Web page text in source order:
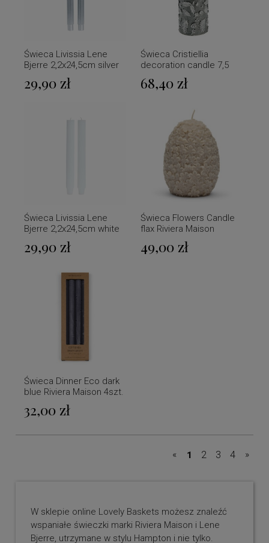
Świeca Livissia Lene
Bjerre 2,2x24,5cm silver
29,90 zł
Świeca Cristiellia
decoration candle 7,5
X15 cm, Silver
68,40 zł
Świeca Livissia Lene
Bjerre 2,2x24,5cm white
29,90 zł
Świeca Flowers Candle
flax Riviera Maison
49,00 zł
Świeca Dinner Eco dark
blue Riviera Maison 4szt.
32,00 zł
« 1 2 3 4 »
W sklepie online Lovely Baskets możesz znaleźć
wspaniałe świeczki marki Riviera Maison i Lene
Bjerre, utrzymane w stylu Hampton i nie tylko.